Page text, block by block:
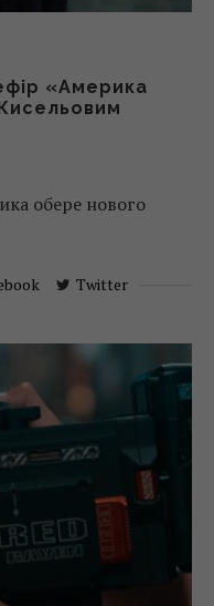
«Америка
обере нового
Twitter